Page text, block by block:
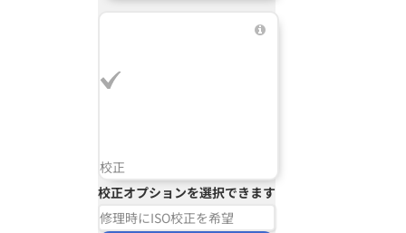
校正
校正オプションを選択できます
修理時にISO校正を希望